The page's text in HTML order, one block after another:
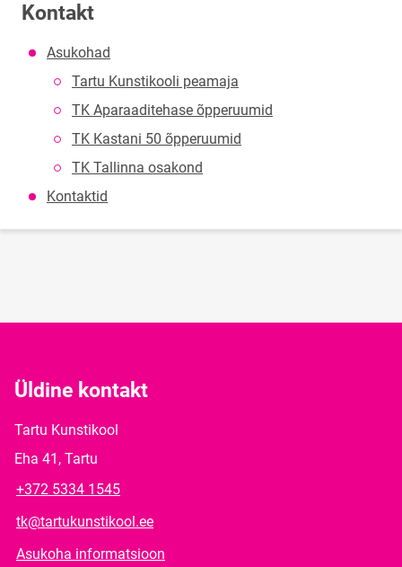
Kontakt
Asukohad
Tartu Kunstikooli peamaja
TK Aparaaditehase õpperuumid
TK Kastani 50 õpperuumid
TK Tallinna osakond
Kontaktid
Üldine kontakt
Tartu Kunstikool
Eha 41, Tartu
+372 5334 1545
tk@tartukunstikool.ee
Asukoha informatsioon